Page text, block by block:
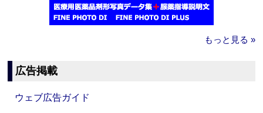
もっと見る »
広告掲載
ウェブ広告ガイド